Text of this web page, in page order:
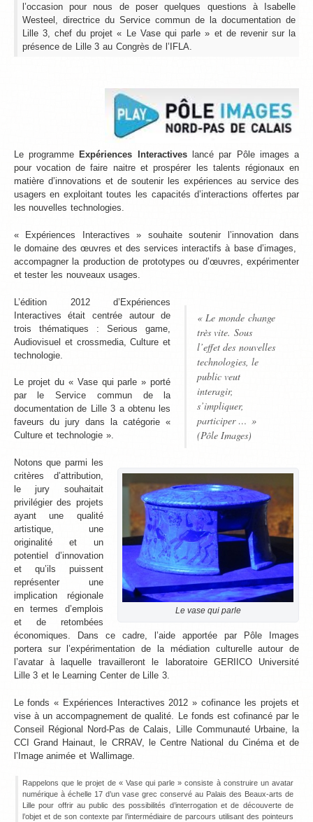
l’occasion pour nous de poser quelques questions à Isabelle
Westeel, directrice du Service commun de la documentation de
Lille 3, chef du projet « Le Vase qui parle » et de revenir sur la
présence de Lille 3 au Congrès de l’IFLA.
Le programme Expériences Interactiveslancé par Pôle images a
pour vocation de faire naitre et prospérer les talents régionaux en
matière d’innovations et de soutenir les expériences au service des
usagers en exploitant toutes les capacités d’interactions offertes par
les nouvelles technologies.
« Expériences Interactives » souhaite soutenir l’innovation dans
le domaine des œuvres et des services interactifs à base d’images,
accompagner la production de prototypes ou d’œuvres, expérimenter
et tester les nouveaux usages.
« Le monde change
très vite. Sous
l’effet des nouvelles
technologies, le
public veut
interagir,
s’impliquer,
participer … »
(Pôle Images)
L’édition 2012 d’Expériences
Interactives était centrée autour de
trois thématiques : Serious game,
Audiovisuel et crossmedia, Culture et
technologie.
Le projet du « Vase qui parle » porté
par le Service commun de la
documentation de Lille 3 a obtenu les
faveurs du jury dans la catégorie «
Culture et technologie ».
Le vase qui parle
Notons que parmi les
critères d’attribution,
le jury souhaitait
privilégier des projets
ayant une qualité
artistique, une
originalité et un
potentiel d’innovation
et qu’ils puissent
représenter une
implication régionale
en termes d’emplois
et de retombées
économiques. Dans ce cadre, l’aide apportée par Pôle Images
portera sur l’expérimentation de la médiation culturelle autour de
l’avatar à laquelle travailleront le laboratoire GERIICO Université
Lille 3 et le Learning Center de Lille 3.
Le fonds « Expériences Interactives 2012 » cofinance les projets et
vise à un accompagnement de qualité. Le fonds est cofinancé par le
Conseil Régional Nord-Pas de Calais, Lille Communauté Urbaine, la
CCI Grand Hainaut, le CRRAV, le Centre National du Cinéma et de
l’Image animée et Wallimage.
Rappelons que le projet de « Vase qui parle » consiste à construire un avatar
numérique à échelle 17 d’un vase grec conservé au Palais des Beaux-arts de
Lille pour offrir au public des possibilités d’interrogation et de découverte de
l’objet et de son contexte par l’intermédiaire de parcours utilisant des pointeurs